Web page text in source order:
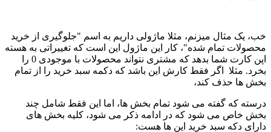
خب، یک مثال میزنم، مثلا ماژولی داریم به اسم "جلوگیری از خرید
محصولات تمام شده"، کار این ماژول این است که تغییراتی به هسته
اپن کارت شما بدهد که مشتری نتواند محصولات با موجودی 0 را
بخرد. مثلا اگر فقط کارش این باشد که دکمه سبد خرید را از تمام
بخش ها حذف کند،
درسته که گفته می شود تمام بخش ها، اما این فقط شامل چند
بخش خاص می شود که در ادامه ذکر می شود، کلیه بخش های
دارای دکه سبد خرید این ها هست: